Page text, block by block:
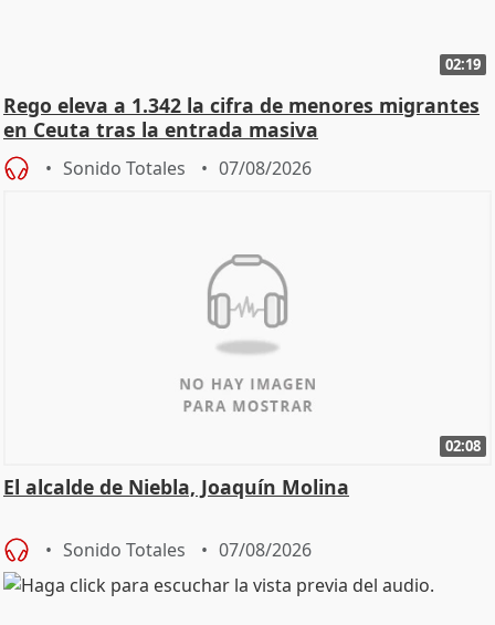
02:19
Rego eleva a 1.342 la cifra de menores migrantes
en Ceuta tras la entrada masiva
Sonido Totales 07/08/2026
02:08
El alcalde de Niebla, Joaquín Molina
Sonido Totales 07/08/2026